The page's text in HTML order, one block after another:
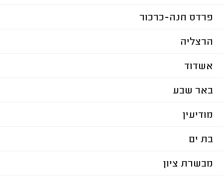
פרדס חנה-כרכור
הרצליה
אשדוד
באר שבע
מודיעין
בת ים
מבשרת ציון